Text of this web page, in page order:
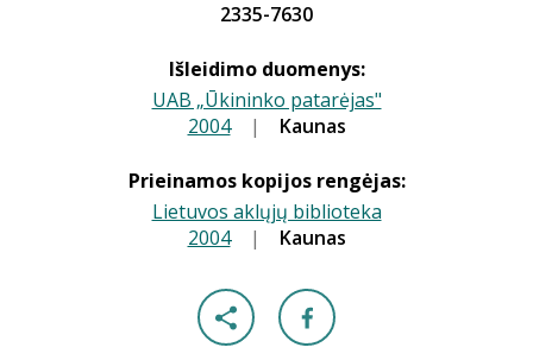
2335-7630
Išleidimo duomenys:
UAB „Ūkininko patarėjas"
2004 | Kaunas
Prieinamos kopijos rengėjas:
Lietuvos aklųjų biblioteka
2004 | Kaunas